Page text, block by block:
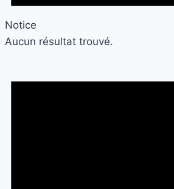
Notice
Aucun résultat trouvé.